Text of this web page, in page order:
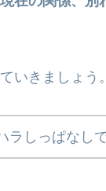
いきましょう。
ラしっぱなし